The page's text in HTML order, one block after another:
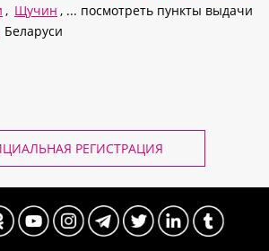
, Щучин , ... посмотреть пункты выдачи
Беларуси
РЕГИСТРАЦИЯ